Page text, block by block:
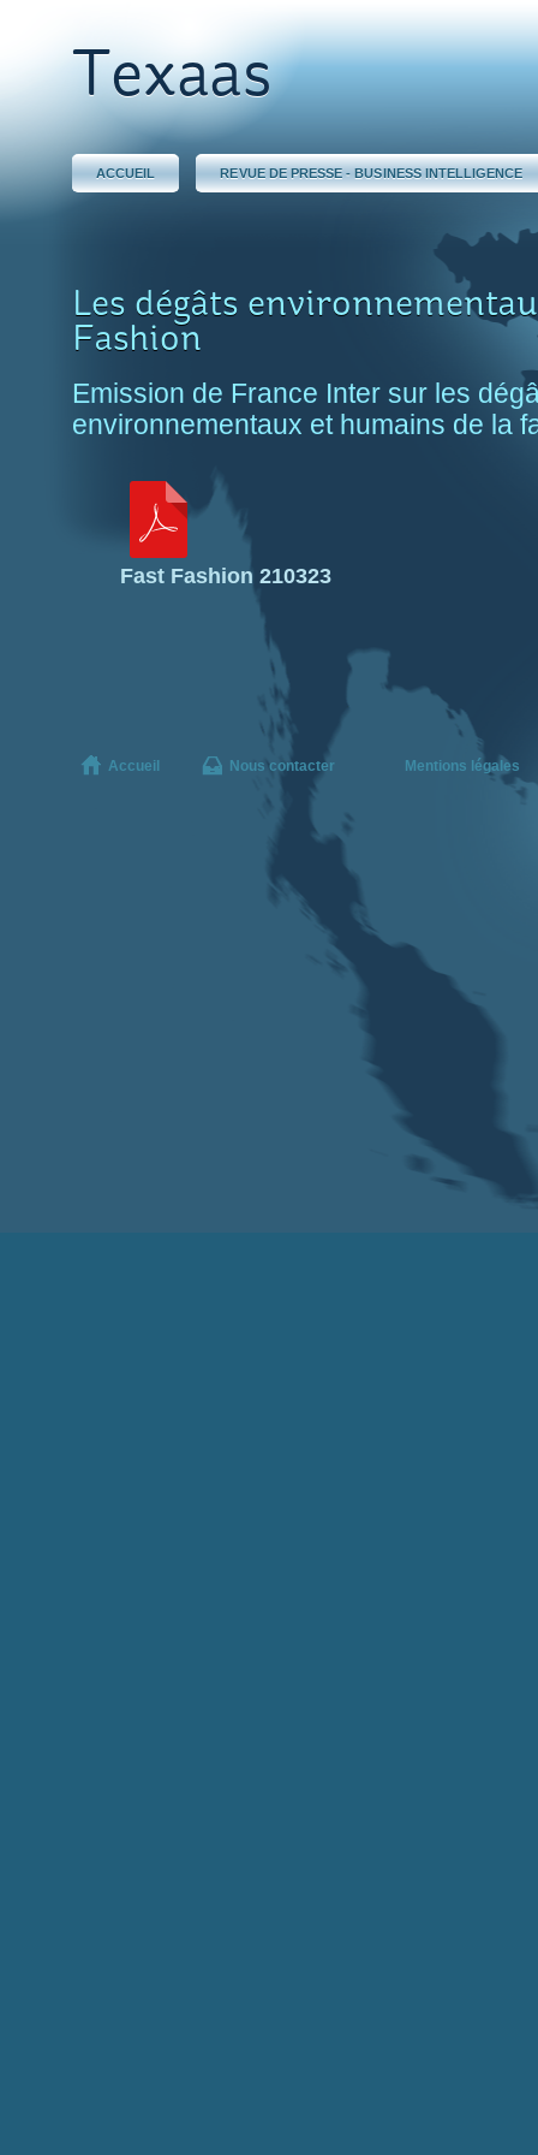
Texaas
ACCUEIL REVUE DE PRESSE - BUSINESS INTELLIGENCE
Les dégâts
Fashion
Emission de France Inter sur les
environnementaux et humains de la
Fast Fashion 210323
Accueil Nous contacter Mentions légales